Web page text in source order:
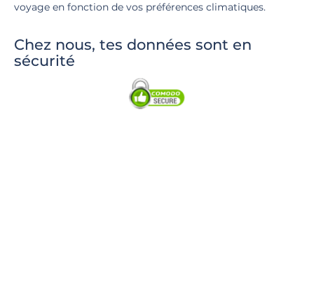
voyage en fonction de vos préférences climatiques.
Chez nous, tes données sont en
sécurité